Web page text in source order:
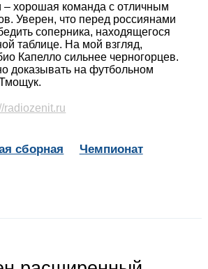
– хорошая команда с отличным
Уверен, что перед россиянами
соперника, находящегося
таблице. На мой взгляд,
Капелло сильнее черногорцев.
доказывать на футбольном
radiozenit.ru
сборная
Чемпионат